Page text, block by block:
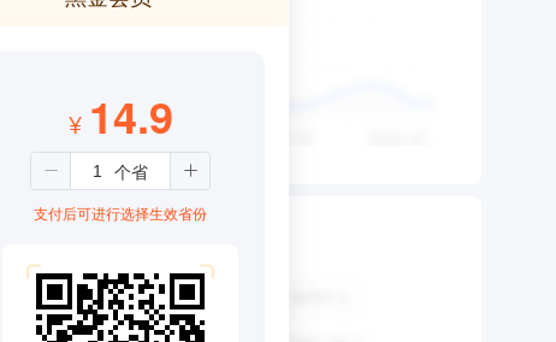
¥ 14.9
支付后可进行选择生效省份